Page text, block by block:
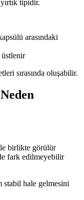
tipidir.
arasındaki
üstlenir
sırasında oluşabilir.
birlikte görülür
fark edilmeyebilir
stabil hale gelmesini